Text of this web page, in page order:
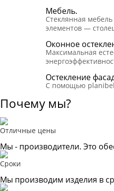
Мебель.
Стеклянная
элементов —
Оконное
Максимальная
Остекление
С помощью planibel
Почему мы?
Отличные цены
Мы - производители. Это
Сроки
Мы производим изделия в